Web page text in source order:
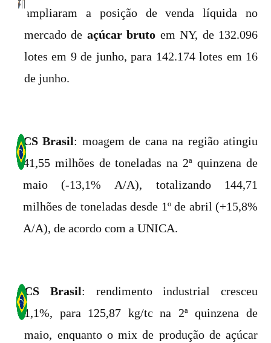
ampliaram a posição de venda líquida no
mercado de açúcar bruto em NY, de 132.096
lotes em 9 de junho, para 142.174 lotes em 16
de junho.
CS Brasil: moagem de cana na região atingiu
41,55 milhões de toneladas na 2ª quinzena de
maio (-13,1% A/A), totalizando 144,71
milhões de toneladas desde 1º de abril (+15,8%
A/A), de acordo com a UNICA.
CS Brasil: rendimento industrial cresceu
1,1%, para 125,87 kg/tc na 2ª quinzena de
maio, enquanto o mix de produção de açúcar